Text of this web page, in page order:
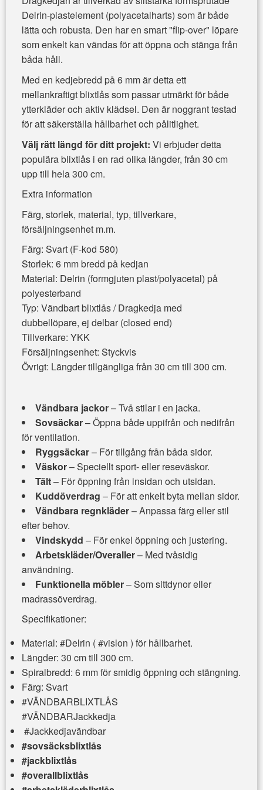
Delrin-plastelement (polyacetalharts) som är både
lätta och robusta. Den har en smart "flip-over" löpare
som enkelt kan vändas för att öppna och stänga från
båda håll.
Med en kedjebredd på 6 mm är detta ett
mellankraftigt blixtlås som passar utmärkt för både
ytterkläder och aktiv klädsel. Den är noggrant testad
för att säkerställa hållbarhet och pålitlighet.
Välj rätt längd för ditt projekt: Vi erbjuder detta
populära blixtlås i en rad olika längder, från 30 cm
upp till hela 300 cm.
Extra information
Färg, storlek, material, typ, tillverkare,
försäljningsenhet m.m.
Färg: Svart (F-kod 580)
Storlek: 6 mm bredd på kedjan
Material: Delrin (formgjuten plast/polyacetal) på
polyesterband
Typ: Vändbart blixtlås / Dragkedja med
dubbellöpare, ej delbar (closed end)
Tillverkare: YKK
Försäljningsenhet: Styckvis
Övrigt: Längder tillgängliga från 30 cm till 300 cm.
Vändbara jackor– Två stilar i en jacka.
Sovsäckar– Öppna både uppifrån och nedifrån
för ventilation.
Ryggsäckar– För tillgång från båda sidor.
Väskor– Speciellt sport- eller reseväskor.
Tält– För öppning från insidan och utsidan.
Kuddöverdrag – För att enkelt byta mellan sidor.
Vändbara regnkläder– Anpassa färg eller stil
efter behov.
Vindskydd – För enkel öppning och justering.
Arbetskläder/Overaller– Med tvåsidig
användning.
Funktionella möbler– Som sittdynor eller
madrassöverdrag.
Specifikationer:
Material: #Delrin ( #vislon ) för hållbarhet.
Längder: 30 cm till 300 cm.
Spiralbredd: 6 mm för smidig öppning och stängning.
Färg: Svart
#VÄNDBARBLIXTLÅS
#VÄNDBARJackkedja
#Jackkedjavändbar
#sovsäcksblixtlås
#jackblixtlås
#overallblixtlås